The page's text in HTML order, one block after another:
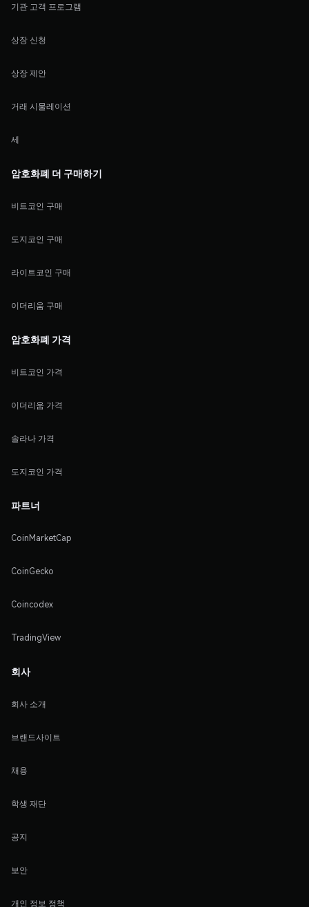
기관 고객 프로그램
상장 신청
상장 제안
거래 시물레이션
세
암호화폐 더 구매하기
비트코인 구매
도지코인 구매
라이트코인 구매
이더리움 구매
암호화폐 가격
비트코인 가격
이더리움 가격
솔라나 가격
도지코인 가격
파트너
CoinMarketCap
CoinGecko
Coincodex
TradingView
회사
회사 소개
브랜드사이트
채용
학생 재단
공지
보안
개인 정보 정책